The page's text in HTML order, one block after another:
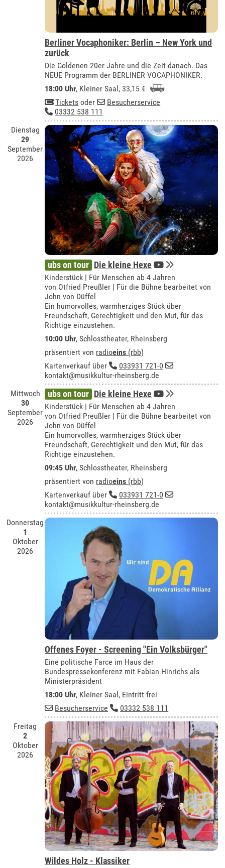
Berliner Vocaphoniker: Berlin – New York und
zurück
Die Goldenen 20er Jahre und die Zeit danach. Das
NEUE Programm der BERLINER VOCAPHONIKER.
18:00 Uhr, Kleiner Saal, 33,15 €
Tickets oder
Besucherservice
03332 538 111
Dienstag
29
September
2026
ubs on tour Die kleine Hexe
Kinderstück | Für Menschen ab 4 Jahren
von Otfried Preußler | Für die Bühne bearbeitet von
John von Düffel
Ein humorvolles, warmherziges Stück über
Freundschaft, Gerechtigkeit und den Mut, für das
Richtige einzustehen.
10:00 Uhr,Schlosstheater, Rheinsberg
präsentiert von radioeins (rbb)
Kartenverkauf über
033931 721-0
kontakt@musikkultur-rheinsberg.de
Mittwoch
30
September
2026
ubs on tour Die kleine Hexe
Kinderstück | Für Menschen ab 4 Jahren
von Otfried Preußler | Für die Bühne bearbeitet von
John von Düffel
Ein humorvolles, warmherziges Stück über
Freundschaft, Gerechtigkeit und den Mut, für das
Richtige einzustehen.
09:45 Uhr,Schlosstheater, Rheinsberg
präsentiert von radioeins (rbb)
Kartenverkauf über
033931 721-0
kontakt@musikkultur-rheinsberg.de
Donnerstag
1
Oktober
2026
Offenes Foyer - Screening "Ein Volksbürger"
Eine politische Farce im Haus der
Bundespressekonferenz mit Fabian Hinrichs als
Ministerpräsident
18:00 Uhr, Kleiner Saal , Eintritt frei
Besucherservice
03332 538 111
Freitag
2
Oktober
2026
Wildes Holz - Klassiker